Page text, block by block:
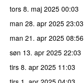
tors 8. maj 2025 00:03
man 28. apr 2025 23:03
man 21. apr 2025 08:56
søn 13. apr 2025 22:03
tirs 8. apr 2025 11:03